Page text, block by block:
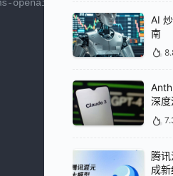
llama-index-
AI
南
深
腾
成